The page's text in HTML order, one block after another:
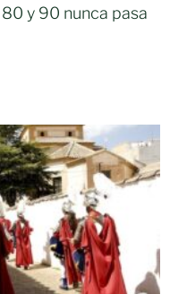
y 90 nunca pasa